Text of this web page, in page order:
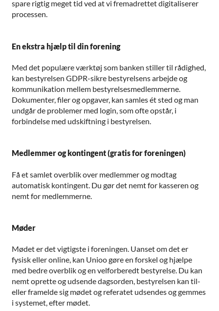
spare rigtig meget tid ved at vi fremadrettet digitaliserer
processen.
En ekstra hjælp til din forening
Med det populære værktøj som banken stiller til rådighed,
kan bestyrelsen GDPR-sikre bestyrelsens arbejde og
kommunikation mellem bestyrelsesmedlemmerne.
Dokumenter, filer og opgaver, kan samles ét sted og man
undgår de problemer med login, som ofte opstår, i
forbindelse med udskiftning i bestyrelsen.
Medlemmer og kontingent (gratis for foreningen)
Få et samlet overblik over medlemmer og modtag
automatisk kontingent. Du gør det nemt for kasseren og
nemt for medlemmerne.
Møder
Mødet er det vigtigste i foreningen. Uanset om det er
fysisk eller online, kan Unioo gøre en forskel og hjælpe
med bedre overblik og en velforberedt bestyrelse. Du kan
nemt oprette og udsende dagsorden, bestyrelsen kan til-
eller framelde sig mødet og referatet udsendes og gemmes
i systemet, efter mødet.